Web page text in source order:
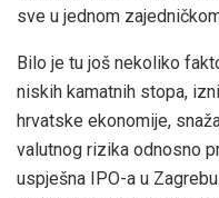
sve u jednom
Bilo je tu još nekoliko
niskih kamatnih stopa,
hrvatske ekonomije,
valutnog rizika odnosno
uspješna IPO-a u